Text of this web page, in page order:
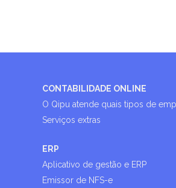
CONTABILIDADE ONLINE
O Qipu atende quais tipos de
Serviços extras
ERP
Aplicativo de gestão e ERP
Emissor de NFS-e